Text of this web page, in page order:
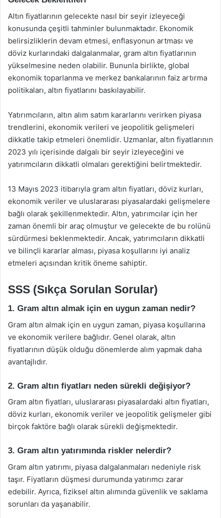
Altın fiyatlarının gelecekte nasıl bir seyir izleyeceği
konusunda çeşitli tahminler bulunmaktadır. Ekonomik
belirsizliklerin devam etmesi, enflasyonun artması ve
döviz kurlarındaki dalgalanmalar, gram altın fiyatlarının
yükselmesine neden olabilir. Bununla birlikte, global
ekonomik toparlanma ve merkez bankalarının faiz artırma
politikaları, altın fiyatlarını baskılayabilir.
Yatırımcıların, altın alım satım kararlarını verirken piyasa
trendlerini, ekonomik verileri ve jeopolitik gelişmeleri
dikkatle takip etmeleri önemlidir. Uzmanlar, altın fiyatlarının
2023 yılı içerisinde dalgalı bir seyir izleyeceğini ve
yatırımcıların dikkatli olmaları gerektiğini belirtmektedir.
13 Mayıs 2023 itibarıyla gram altın fiyatları, döviz kurları,
ekonomik veriler ve uluslararası piyasalardaki gelişmelere
bağlı olarak şekillenmektedir. Altın, yatırımcılar için her
zaman önemli bir araç olmuştur ve gelecekte de bu rolünü
sürdürmesi beklenmektedir. Ancak, yatırımcıların dikkatli
ve bilinçli kararlar alması, piyasa koşullarını iyi analiz
etmeleri açısından kritik öneme sahiptir.
SSS (Sıkça Sorulan Sorular)
1. Gram altın almak için en uygun zaman nedir?
Gram altın almak için en uygun zaman, piyasa koşullarına
ve ekonomik verilere bağlıdır. Genel olarak, altın
fiyatlarının düşük olduğu dönemlerde alım yapmak daha
avantajlıdır.
2. Gram altın fiyatları neden sürekli değişiyor?
Gram altın fiyatları, uluslararası piyasalardaki altın fiyatları,
döviz kurları, ekonomik veriler ve jeopolitik gelişmeler gibi
birçok faktöre bağlı olarak sürekli değişmektedir.
3. Gram altın yatırımında riskler nelerdir?
Gram altın yatırımı, piyasa dalgalanmaları nedeniyle risk
taşır. Fiyatların düşmesi durumunda yatırımcı zarar
edebilir. Ayrıca, fiziksel altın alımında güvenlik ve saklama
sorunları da yaşanabilir.